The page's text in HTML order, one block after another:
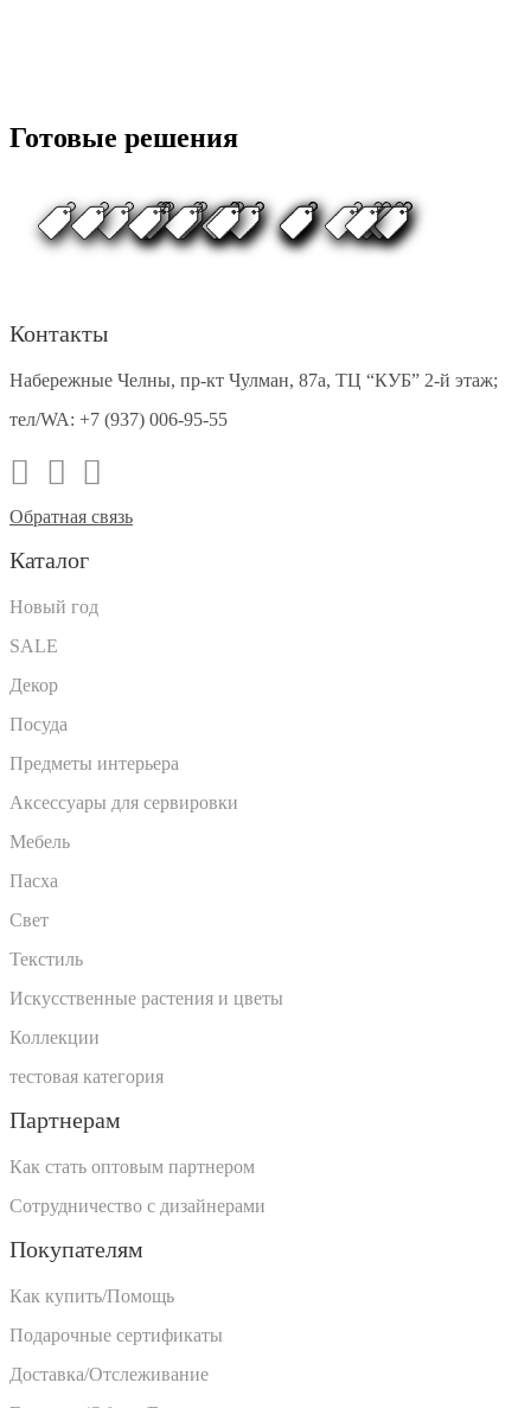
Готовые решения
Контакты
Набережные Челны, пр-кт Чулман, 87а, ТЦ “КУБ” 2-й этаж;
тел/WA: +7 (937) 006-95-55
Обратная связь
Каталог
Новый год
SALE
Декор
Посуда
Предметы интерьера
Аксессуары для сервировки
Мебель
Пасха
Свет
Текстиль
Искусственные растения и цветы
Коллекции
тестовая категория
Партнерам
Как стать оптовым партнером
Сотрудничество с дизайнерами
Покупателям
Как купить/Помощь
Подарочные сертификаты
Доставка/Отслеживание